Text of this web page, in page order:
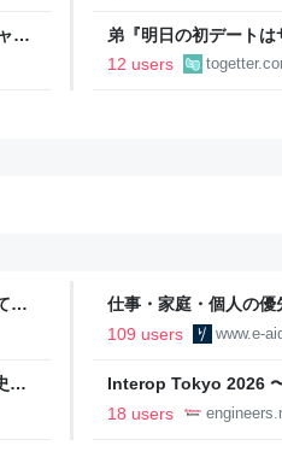
ン
弟『明日の初デート
もりで…！？→その後
12 users
い
仕事・家庭・個人の
の自分に伝えたいこと
109 users www.e-
に
Interop Tokyo 2026
への取り組み 〜 -
18 users